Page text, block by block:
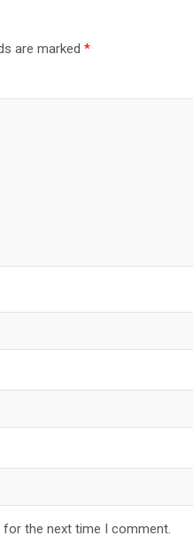
are marked*
for the next time I comment.